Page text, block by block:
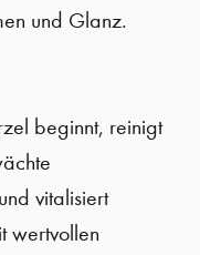
und Glanz.
beginnt, reinigt
vitalisiert
wertvollen